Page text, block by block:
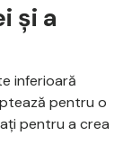
și a
inferioară
pentru o
pentru a crea